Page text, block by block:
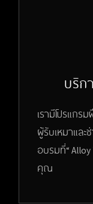
บริก
เรามีโปรแกร
ผู้รับเหมาและ
อบรมที่“ Alloy
คุณ